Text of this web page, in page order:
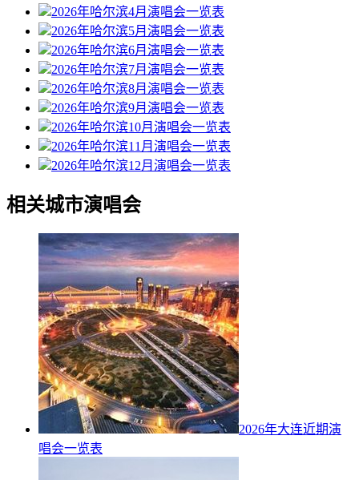
2026年哈尔滨4月演唱会一览表
2026年哈尔滨5月演唱会一览表
2026年哈尔滨6月演唱会一览表
2026年哈尔滨7月演唱会一览表
2026年哈尔滨8月演唱会一览表
2026年哈尔滨9月演唱会一览表
2026年哈尔滨10月演唱会一览表
2026年哈尔滨11月演唱会一览表
2026年哈尔滨12月演唱会一览表
相关城市演唱会
2026年大连近期演
唱会一览表